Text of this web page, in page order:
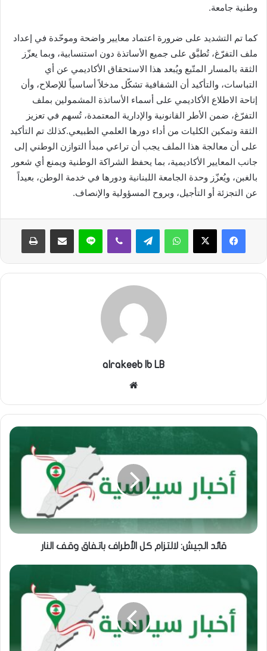
وطنية جامعة.
كما تم التشديد على ضرورة اعتماد معايير واضحة وموحّدة في إعداد
ملف التفرّغ، تُطبَّق على جميع الأساتذة دون استنسابية، وبما يعزّز
الثقة بالمسار المتّبع ويُبعد هذا الاستحقاق الأكاديمي عن أي
التباسات، والتأكيد أن الشفافية تشكّل مدخلاً أساسياً للإصلاح، وأن
إتاحة الاطلاع الأكاديمي على أسماء الأساتذة المشمولين بملف
التفرّغ، ضمن الأطر القانونية والإدارية المعتمدة، تُسهم في تعزيز
الثقة وتمكين الكليات من أداء دورها العلمي الطبيعي.كذلك تم التأكيد
على أن معالجة هذا الملف يجب أن تراعي مبدأ التوازن الوطني إلى
جانب المعايير الأكاديمية، بما يحفظ الشراكة الوطنية ويمنع أي شعور
بالغبن، ويُعزّز وحدة الجامعة اللبنانية ودورها في خدمة الوطن، بعيداً
عن التجزئة أو التأجيل، وبروح المسؤولية والإنصاف.
واتساب تيلقرام ڤايبر لاين مشاركة عبر البريد طباعة
alrakeeb lb LB
قائد الجيش: لالتزام كل الأطراف باتفاق وقف النار